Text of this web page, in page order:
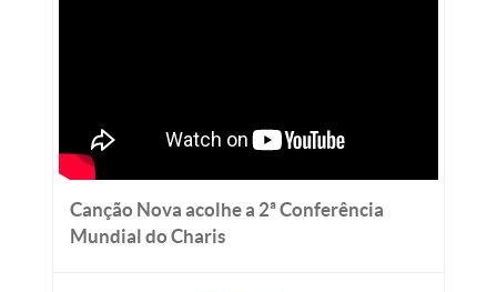
Canção Nova acolhe a 2ª Conferência
Mundial do Charis